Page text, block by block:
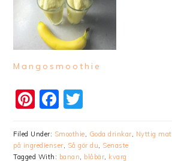
Mangosmoothie
Pinterest
Facebook
Filed Under: Smoothie, Goda drinkar, Nyttig mat
på ingredienser, Så gör du, Senaste
Tagged With: banan, blåbär, kvarg